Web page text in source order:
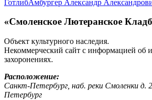
ГотлибАмбургер Александр
«Смоленское Лютеранское
Объект культурного наследия.
Некоммерческий сайт с информацией об
захоронениях.
Расположение:
Санкт-Петербург, наб. реки Смоленки д.
Петербург